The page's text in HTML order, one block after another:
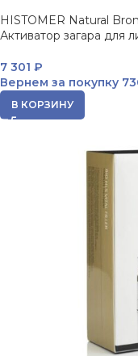
HISTOMER Natural
Активатор загара для
7 301 ₽
Вернем за покупку
В КОРЗИНУ